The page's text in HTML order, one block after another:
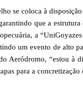
se coloca à
que a
a
um evento de alto
Aeródromo, “estou à
para a